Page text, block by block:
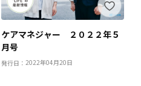
ケアマネジャー ２０２２年５
月号
発行日： 2022年04月20日